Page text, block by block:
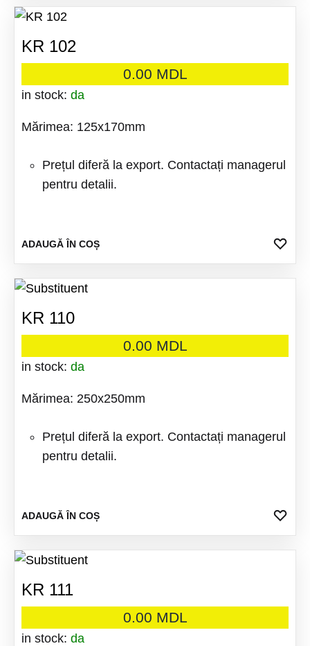
KR 102
0.00 MDL
in stock: da
Mărimea: 125x170mm
Prețul diferă la export. Contactați managerul
pentru detalii.
ADAUGĂ ÎN COȘ
KR 110
0.00 MDL
in stock: da
Mărimea: 250x250mm
Prețul diferă la export. Contactați managerul
pentru detalii.
ADAUGĂ ÎN COȘ
KR 111
0.00 MDL
in stock: da